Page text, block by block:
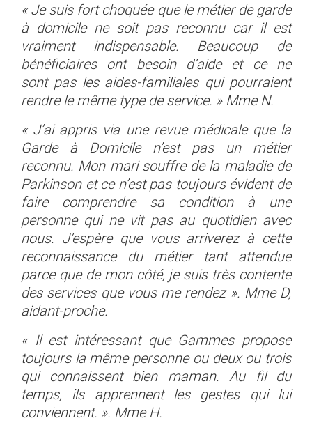
« Je suis fort choquée que le métier de garde
à domicile ne soit pas reconnu car il est
vraiment indispensable. Beaucoup de
bénéficiaires ont besoin d’aide et ce ne
sont pas les aides-familiales qui pourraient
rendre le même type de service. » Mme N.
« J’ai appris via une revue médicale que la
Garde à Domicile n’est pas un métier
reconnu. Mon mari souffre de la maladie de
Parkinson et ce n’est pas toujours évident de
faire comprendre sa condition à une
personne qui ne vit pas au quotidien avec
nous. J’espère que vous arriverez à cette
reconnaissance du métier tant attendue
parce que de mon côté, je suis très contente
des services que vous me rendez ». Mme D,
aidant-proche.
« Il est intéressant que Gammes propose
toujours la même personne ou deux ou trois
qui connaissent bien maman. Au fil du
temps, ils apprennent les gestes qui lui
conviennent. ». Mme H.